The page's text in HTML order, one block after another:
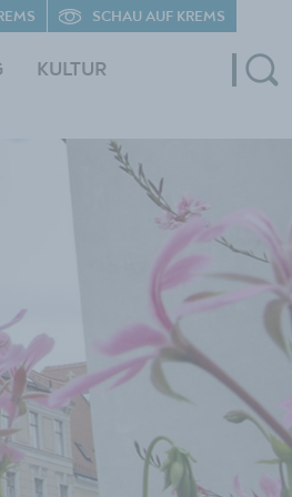
KULTUR
SCHAU AUF KREMS